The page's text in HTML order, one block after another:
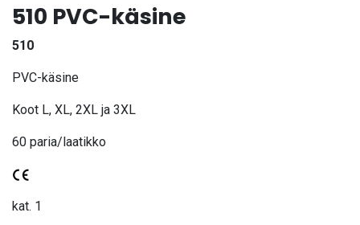
510 PVC-käsine
510
PVC-käsine
Koot L, XL, 2XL ja 3XL
60 paria/laatikko
kat. 1